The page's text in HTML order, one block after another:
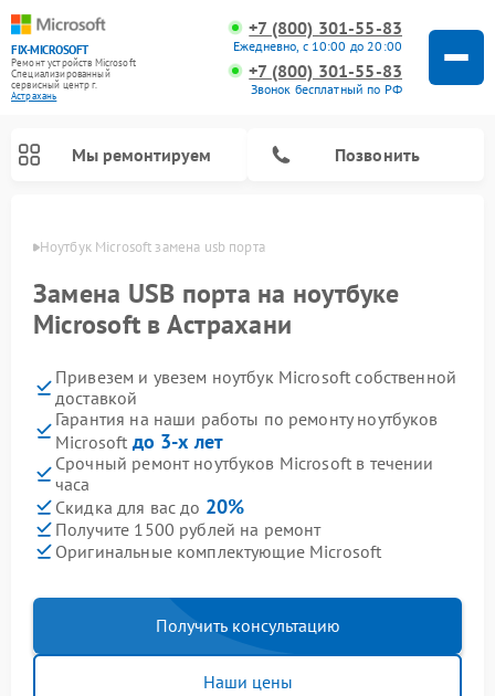
FIX-MICROSOFT
Ремонт устройств Microsoft
Специализированный
cервисный центр г.
Астрахань
+7 (800) 301-55-83
Ежедневно, с 10:00 до 20:00
+7 (800) 301-55-83
Звонок бесплатный по РФ
Мы ремонтируем Позвонить
Ноутбук Microsoft замена usb порта
Замена USB порта на ноутбуке
Microsoft в Астрахани
Привезем и увезем ноутбук Microsoft собственной
доставкой
Гарантия на наши работы по ремонту ноутбуков
Microsoft до 3-х лет
Срочный ремонт ноутбуков Microsoft в течении
часа
Скидка для вас до 20%
Получите 1500 рублей на ремонт
Оригинальные комплектующие Microsoft
Получить консультацию
Наши цены